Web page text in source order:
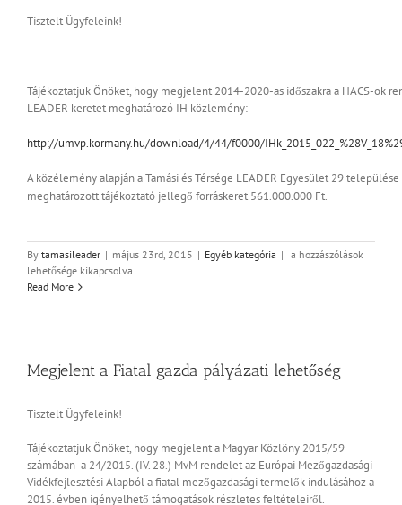
Tisztelt Ügyfeleink!
Tájékoztatjuk Önöket, hogy megjelent 2014-2020-as időszakra a HACS-ok
LEADER keretet meghatározó IH közlemény:
http://umvp.kormany.hu/download/4/44/f0000/
A közélemény alapján a Tamási és Térsége LEADER Egyesület 29 települése
meghatározott tájékoztató jellegő forráskeret 561.000.000 Ft.
By tamasileader | május 23rd, 2015 | Egyéb kategória | 2014-
források
a hozzászólások
lehetősége kikapcsolva
Read More
Megjelent a Fiatal gazda pályázati lehetőség
Tisztelt Ügyfeleink!
Tájékoztatjuk Önöket, hogy megjelent a Magyar Közlöny 2015/59
számában a 24/2015. (IV. 28.) MvM rendelet az Európai Mezőgazdasági
Vidékfejlesztési Alapból a fiatal mezőgazdasági termelők indulásához a
2015. évben igényelhető támogatások részletes feltételeiről.